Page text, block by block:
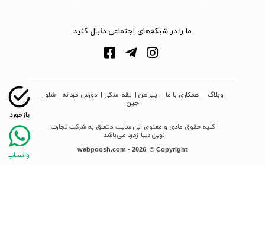
ما را در شبکه‌های اجتماعی دنبال کنید
وبلاگ | همکاری با ما | پیراهن | یقه اسکی | دورس مردانه | شلوار
جین
کلیه حقوق مادی و معنوی این سایت متعلق به شرکت تجارت
نوین دیبا زمرد می‌باشد
webpoosh.com - 2026 © Copyright